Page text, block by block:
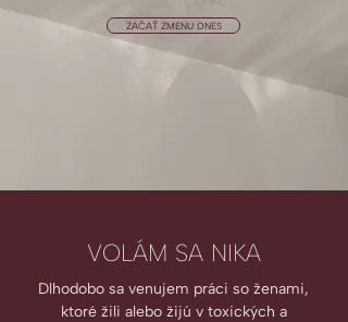
ZAČAŤ ZMENU DNES
VOLÁM SA NIKA
Dlhodobo sa venujem práci so ženami,
ktoré žili alebo žijú v toxických a